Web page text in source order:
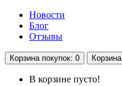
Новости
Блог
Отзывы
Корзина покупок: 0 Корзина
В корзине пусто!